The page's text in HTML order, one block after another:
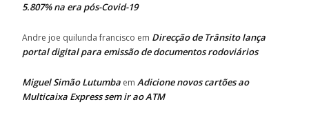
5.807% na era pós-Covid-19
Andre joe quilunda francisco em Direcção de Trânsito lança
portal digital para emissão de documentos rodoviários
Miguel Simão Lutumba em Adicione novos cartões ao
Multicaixa Express sem ir ao ATM